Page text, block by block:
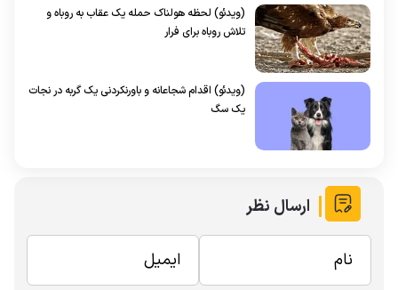
(ویدئو) لحظه هولناک حمله یک عقاب به روباه و
تلاش روباه برای فرار
(ویدئو) اقدام شجاعانه و باورنکردنی یک گربه در نجات
یک سگ
ارسال نظر